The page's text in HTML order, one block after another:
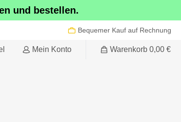
und bestellen.
Bequemer Kauf auf Rechnung
Mein Konto Warenkorb 0,00 €